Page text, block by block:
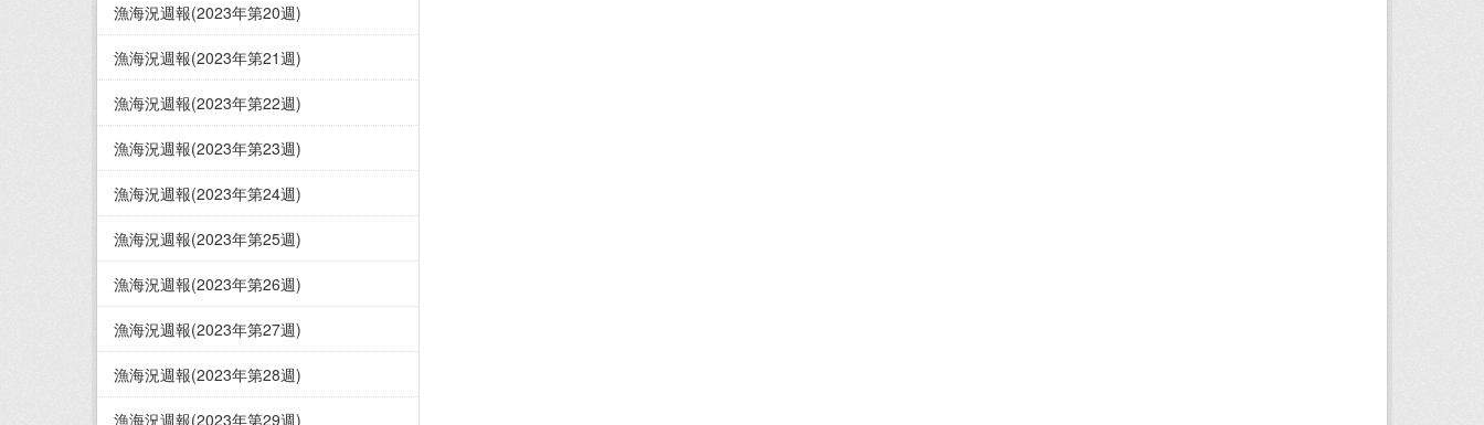
漁海況週報(2023年第20週)
漁海況週報(2023年第21週)
漁海況週報(2023年第22週)
漁海況週報(2023年第23週)
漁海況週報(2023年第24週)
漁海況週報(2023年第25週)
漁海況週報(2023年第26週)
漁海況週報(2023年第27週)
漁海況週報(2023年第28週)
漁海況週報(2023年第29週)